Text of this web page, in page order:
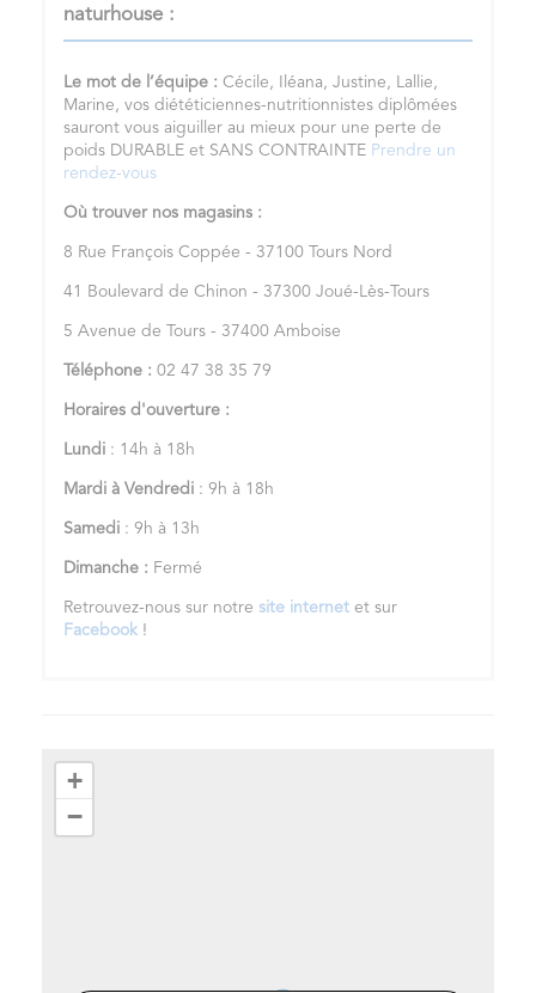
naturhouse :
Le mot de l’équipe : Cécile, Iléana, Justine, Lallie,
Marine, vos diététiciennes-nutritionnistes diplômées
sauront vous aiguiller au mieux pour une perte de
poids DURABLE et SANS CONTRAINTE Prendre un
rendez-vous
Où trouver nos magasins :
8 Rue François Coppée - 37100 Tours Nord
41 Boulevard de Chinon - 37300 Joué-Lès-Tours
5 Avenue de Tours - 37400 Amboise
Téléphone : 02 47 38 35 79
Horaires d'ouverture :
Lundi : 14h à 18h
Mardi à Vendredi : 9h à 18h
Samedi : 9h à 13h
Dimanche : Fermé
Retrouvez-nous sur notre site internet et sur
Facebook !
+
−